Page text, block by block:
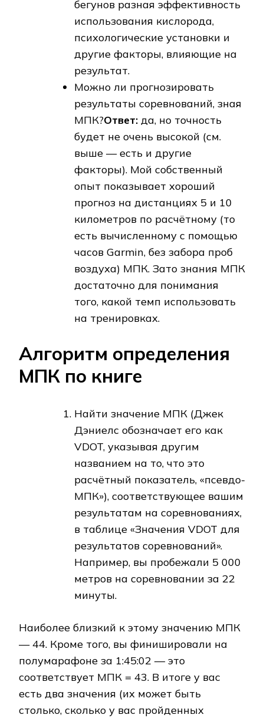
бегунов разная эффективность
использования кислорода,
психологические установки и
другие факторы, влияющие на
результат.
Можно ли прогнозировать
результаты соревнований, зная
МПК?Ответ: да, но точность
будет не очень высокой (см.
выше — есть и другие
факторы). Мой собственный
опыт показывает хороший
прогноз на дистанциях 5 и 10
километров по расчётному (то
есть вычисленному с помощью
часов Garmin, без забора проб
воздуха) МПК. Зато знания МПК
достаточно для понимания
того, какой темп использовать
на тренировках.
Алгоритм определения
МПК по книге
Найти значение МПК (Джек
Дэниелс обозначает его как
VDOT, указывая другим
названием на то, что это
расчётный показатель, «псевдо-
МПК»), соответствующее вашим
результатам на соревнованиях,
в таблице «Значения VDOT для
результатов соревнований».
Например, вы пробежали 5 000
метров на соревновании за 22
минуты.
Наиболее близкий к этому значению МПК
— 44. Кроме того, вы финишировали на
полумарафоне за 1:45:02 — это
соответствует МПК = 43. В итоге у вас
есть два значения (их может быть
столько, сколько у вас пройденных